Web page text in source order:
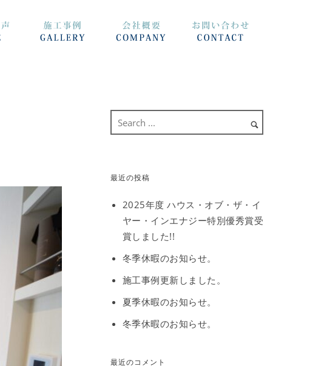
最近の投稿
2025年度 ハウス・オブ・ザ・イ
ヤー・インエナジー特別優秀賞受
賞しました!!
冬季休暇のお知らせ。
施工事例更新しました。
夏季休暇のお知らせ。
冬季休暇のお知らせ。
最近のコメント